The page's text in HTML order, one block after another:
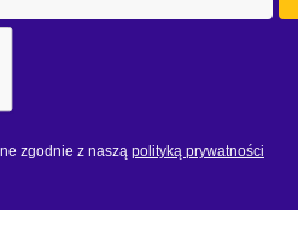
zgodnie z naszą polityką prywatności